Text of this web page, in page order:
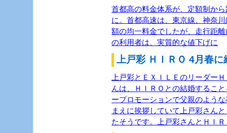
首都高の料金体系が、定額制か
に。首都高速は、東京線、神奈
額の均一料金でしたが、走行距
の利用者は、実質的な値下げに
上戸彩 ＨＩＲＯ 4月春
上戸彩とＥＸＩＬＥのリーダー
んは、ＨＩＲＯとの結婚するこ
ープロモーションで父親のよう
まえに挨拶していて上戸彩さん
たそうです。上戸彩さんとＨＩ